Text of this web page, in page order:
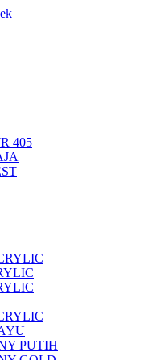
405
PUTIH